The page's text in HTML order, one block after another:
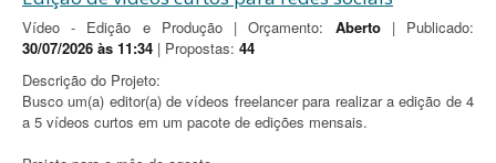
Vídeo - Edição e Produção | Orçamento: Aberto| Publicado:
30/07/2026 às 11:34 | Propostas: 44
Descrição do Projeto:
Busco um(a) editor(a) de vídeos freelancer para realizar a edição de 4
a 5 vídeos curtos em um pacote de edições mensais.